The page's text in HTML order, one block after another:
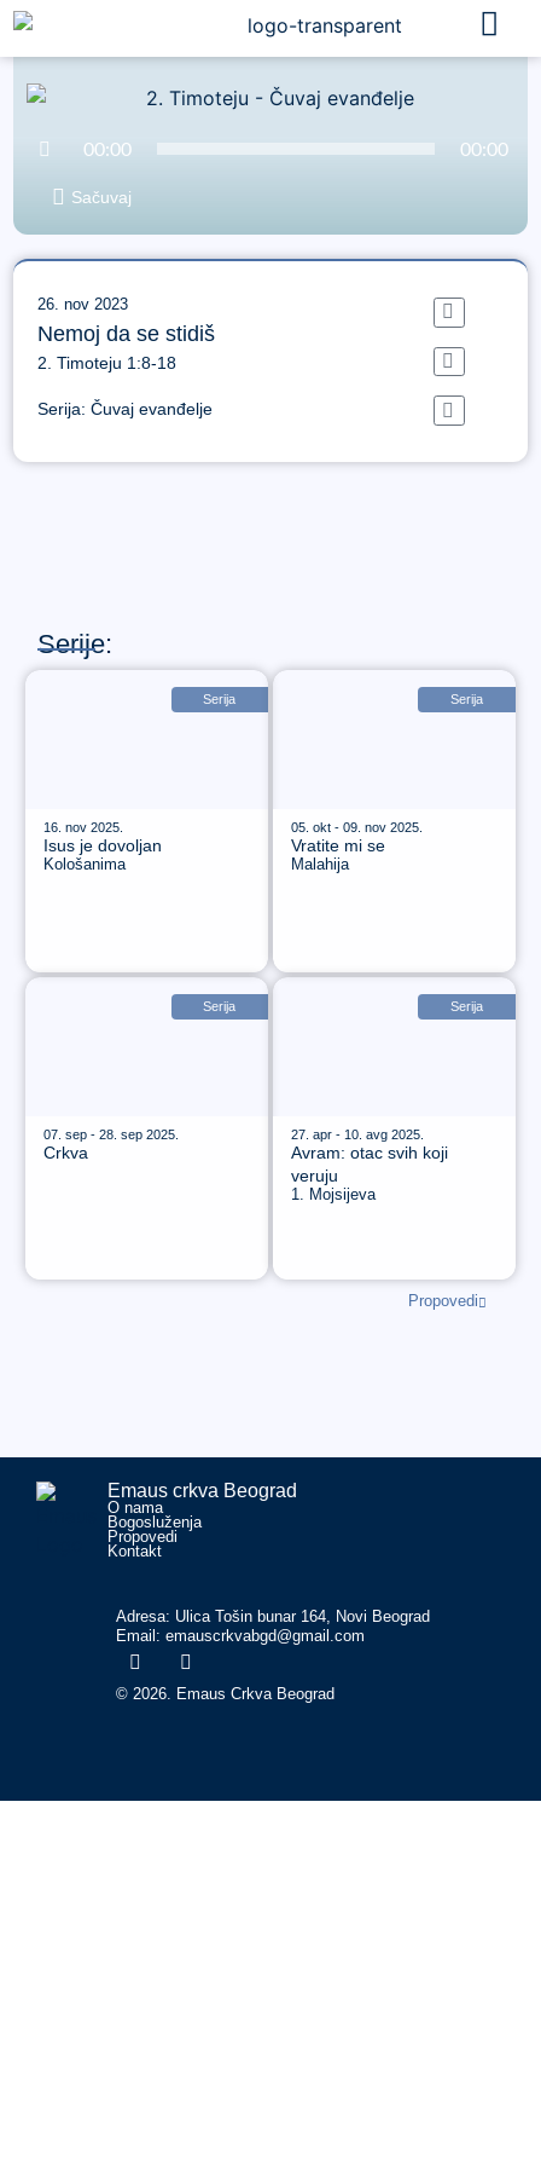
00:00 00:00
Sačuvaj
26. nov 2023
Nemoj da se stidiš
2. Timoteju 1:8-18
Serija:Čuvaj evanđelje
Serije:
Serija
16. nov 2025.
Isus je dovoljan
Kološanima
Serija
05. okt - 09. nov 2025.
Vratite mi se
Malahija
Serija
07. sep - 28. sep 2025.
Crkva
Serija
27. apr - 10. avg 2025.
Avram: otac svih koji
veruju
1. Mojsijeva
Propovedi
Emaus crkva Beograd
O nama
Bogosluženja
Propovedi
Kontakt
Adresa: Ulica Tošin bunar 164, Novi Beograd
Email: emauscrkvabgd@gmail.com
© 2026. Emaus Crkva Beograd